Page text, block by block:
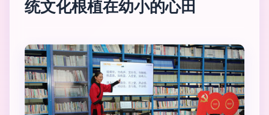
统文化根植在幼小的心田